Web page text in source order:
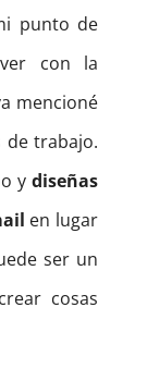
punto de
con la
mencioné
de trabajo.
ydiseñas
en lugar
ser un
cosas